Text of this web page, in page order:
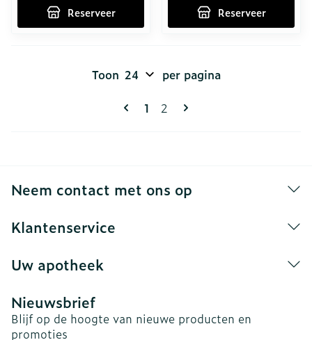
Reserveer Reserveer
Pagina's
U lees momenteel pagina
1 Pagina
2
Toon per pagina
Neem contact met ons op
Klantenservice
Uw apotheek
Nieuwsbrief
Blijf op de hoogte van nieuwe producten en
promoties